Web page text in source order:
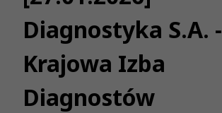
Diagnostyka S.A. -
Krajowa Izba
Diagnostów